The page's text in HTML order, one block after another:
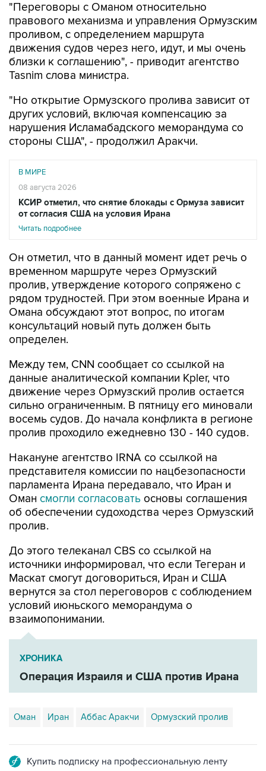
"Переговоры с Оманом относительно
правового механизма и управления Ормузским
проливом, с определением маршрута
движения судов через него, идут, и мы очень
близки к соглашению", - приводит агентство
Tasnim слова министра.
"Но открытие Ормузского пролива зависит от
других условий, включая компенсацию за
нарушения Исламабадского меморандума со
стороны США", - продолжил Аракчи.
В МИРЕ
08 августа 2026
КСИР отметил, что снятие блокады с Ормуза зависит
от согласия США на условия Ирана
Читать подробнее
Он отметил, что в данный момент идет речь о
временном маршруте через Ормузский
пролив, утверждение которого сопряжено с
рядом трудностей. При этом военные Ирана и
Омана обсуждают этот вопрос, по итогам
консультаций новый путь должен быть
определен.
Между тем, CNN сообщает со ссылкой на
данные аналитической компании Kpler, что
движение через Ормузский пролив остается
сильно ограниченным. В пятницу его миновали
восемь судов. До начала конфликта в регионе
пролив проходило ежедневно 130 - 140 судов.
Накануне агентство IRNA со ссылкой на
представителя комиссии по нацбезопасности
парламента Ирана передавало, что Иран и
Оман смогли согласовать основы соглашения
об обеспечении судоходства через Ормузский
пролив.
До этого телеканал CBS со ссылкой на
источники информировал, что если Тегеран и
Маскат смогут договориться, Иран и США
вернутся за стол переговоров с соблюдением
условий июньского меморандума о
взаимопонимании.
ХРОНИКА
Операция Израиля и США против Ирана
Оман Иран Аббас Аракчи Ормузский пролив
Купить подписку на профессиональную ленту